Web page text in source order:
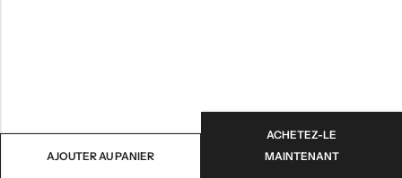
AJOUTER AU PANIER
ACHETEZ-LE
MAINTENANT